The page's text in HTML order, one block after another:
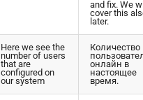
and fix. We
cover this
later.
Here we see the
number of users
that are
configured on
our system
Количество
онлайн в
настоящее
время.